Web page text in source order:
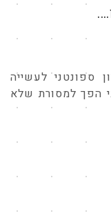
ספונטני לעשייה
הפך למסורת שלא